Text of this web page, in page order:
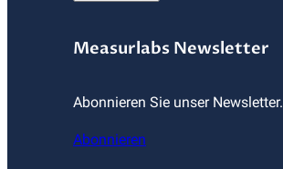
Measurlabs Newsletter
Abonnieren Sie unser Newsletter.
Abonnieren